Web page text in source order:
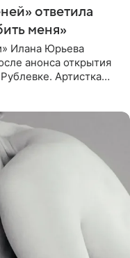
ответила
меня»
Илана Юрьева
анонса открытия
Артистка